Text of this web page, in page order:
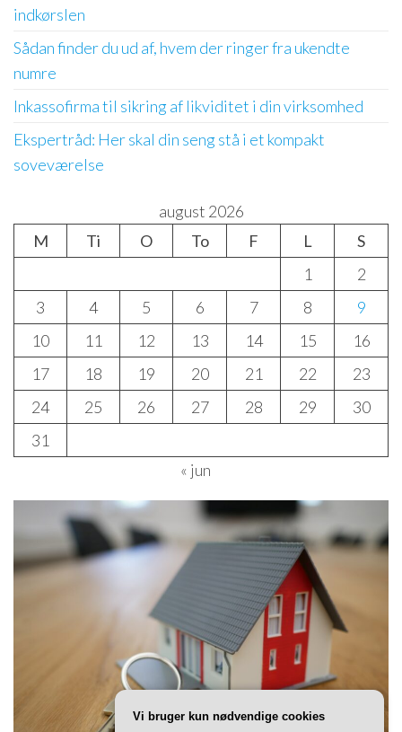
indkørslen
Sådan finder du ud af, hvem der ringer fra ukendte
numre
Inkassofirma til sikring af likviditet i din virksomhed
Ekspertråd: Her skal din seng stå i et kompakt
soveværelse
august 2026
M
Ti O To F L
S
1
2
3
4 5 6 7 8
9
10
11 12 13 14 15
16
17
18 19 20 21 22
23
24
25 26 27 28 29
30
31
« jun
Vi bruger kun nødvendige cookies